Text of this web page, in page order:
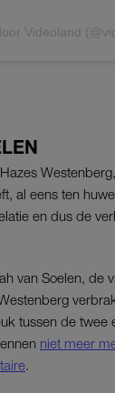
Videoland
al eens ten
en dus de
van Soelen, de
tussen de twee
niet meer